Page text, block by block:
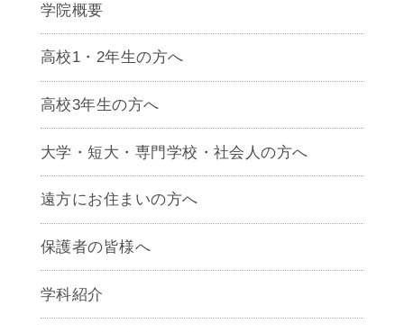
学院概要
高校1・2年生の方へ
高校3年生の方へ
大学・短大・専門学校・社会人の方へ
遠方にお住まいの方へ
保護者の皆様へ
学科紹介
ゲームクリエイター学科